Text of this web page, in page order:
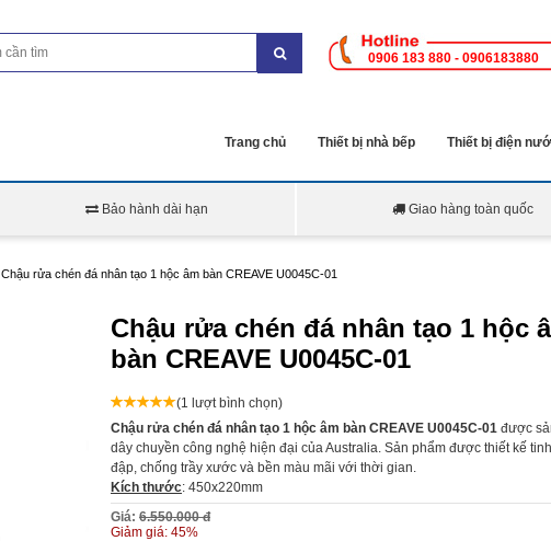
0906 183 880 - 0906183880
Trang chủ Thiết bị nhà bếp Thiết bị điện
Bảo hành dài hạn Giao hàng toàn quốc
Chậu rửa chén đá nhân tạo 1 hộc âm bàn CREAVE U0045C-01
Chậu rửa chén đá nhân tạo 1 hộc
bàn CREAVE U0045C-01
(1 lượt bình chọn)
Chậu rửa chén đá nhân tạo 1 hộc âm bàn CREAVE U0045C-01 được
dây chuyền công nghệ hiện đại của Australia. Sản phẩm được thiết kế
đập, chống trầy xước và bền màu mãi với thời gian.
Kích thước: 450x220mm
Giá: 6.550.000 đ
Giảm giá: 45%